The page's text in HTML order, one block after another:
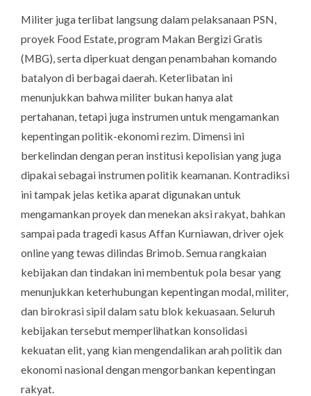
Militer juga terlibat langsung dalam pelaksanaan PSN,
proyek Food Estate , program Makan Bergizi Gratis
(MBG), serta diperkuat dengan penambahan komando
batalyon di berbagai daerah. Keterlibatan ini
menunjukkan bahwa militer bukan hanya alat
pertahanan, tetapi juga instrumen untuk mengamankan
kepentingan politik-ekonomi rezim. Dimensi ini
berkelindan dengan peran institusi kepolisian yang juga
dipakai sebagai instrumen politik keamanan. Kontradiksi
ini tampak jelas ketika aparat digunakan untuk
mengamankan proyek dan menekan aksi rakyat, bahkan
sampai pada tragedi kasus Affan Kurniawan, driver ojek
online yang tewas dilindas Brimob. Semua rangkaian
kebijakan dan tindakan ini membentuk pola besar yang
menunjukkan keterhubungan kepentingan modal, militer,
dan birokrasi sipil dalam satu blok kekuasaan. Seluruh
kebijakan tersebut memperlihatkan konsolidasi
kekuatan elit, yang kian mengendalikan arah politik dan
ekonomi nasional dengan mengorbankan kepentingan
rakyat.